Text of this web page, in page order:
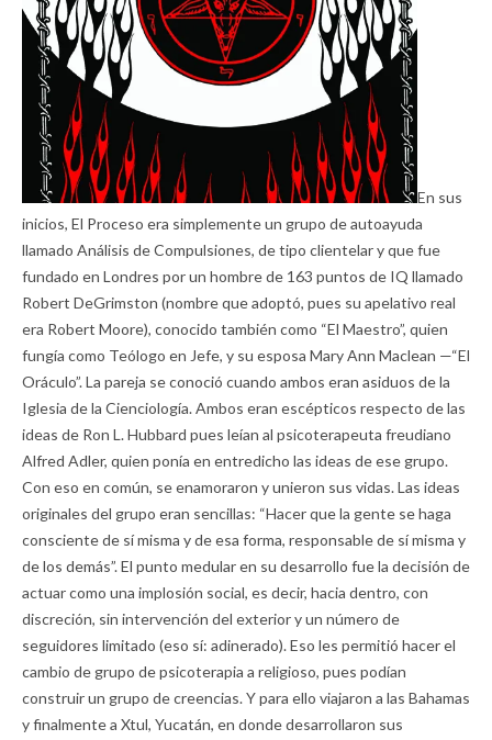
En sus
inicios, El Proceso era simplemente un grupo de autoayuda
llamado Análisis de Compulsiones, de tipo clientelar y que fue
fundado en Londres por un hombre de 163 puntos de IQ llamado
Robert DeGrimston (nombre que adoptó, pues su apelativo real
era Robert Moore), conocido también como “El Maestro”, quien
fungía como Teólogo en Jefe, y su esposa Mary Ann Maclean —“El
Oráculo”. La pareja se conoció cuando ambos eran asiduos de la
Iglesia de la Cienciología. Ambos eran escépticos respecto de las
ideas de Ron L. Hubbard pues leían al psicoterapeuta freudiano
Alfred Adler, quien ponía en entredicho las ideas de ese grupo.
Con eso en común, se enamoraron y unieron sus vidas. Las ideas
originales del grupo eran sencillas: “Hacer que la gente se haga
consciente de sí misma y de esa forma, responsable de sí misma y
de los demás”. El punto medular en su desarrollo fue la decisión de
actuar como una implosión social, es decir, hacia dentro, con
discreción, sin intervención del exterior y un número de
seguidores limitado (eso sí: adinerado). Eso les permitió hacer el
cambio de grupo de psicoterapia a religioso, pues podían
construir un grupo de creencias. Y para ello viajaron a las Bahamas
y finalmente a Xtul, Yucatán, en donde desarrollaron sus